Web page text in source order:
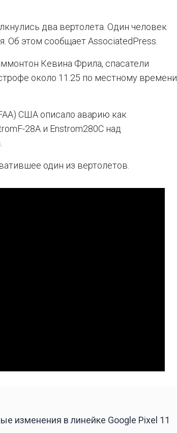
два вертолета. Один человек
Об этом сообщает AssociatedPress.
Кевина Фрила, спасатели
около 11.25 по местному времени
США описало аварию как
28A и Enstrom280C над
один из вертолетов.
изменения в линейке Google Pixel 11